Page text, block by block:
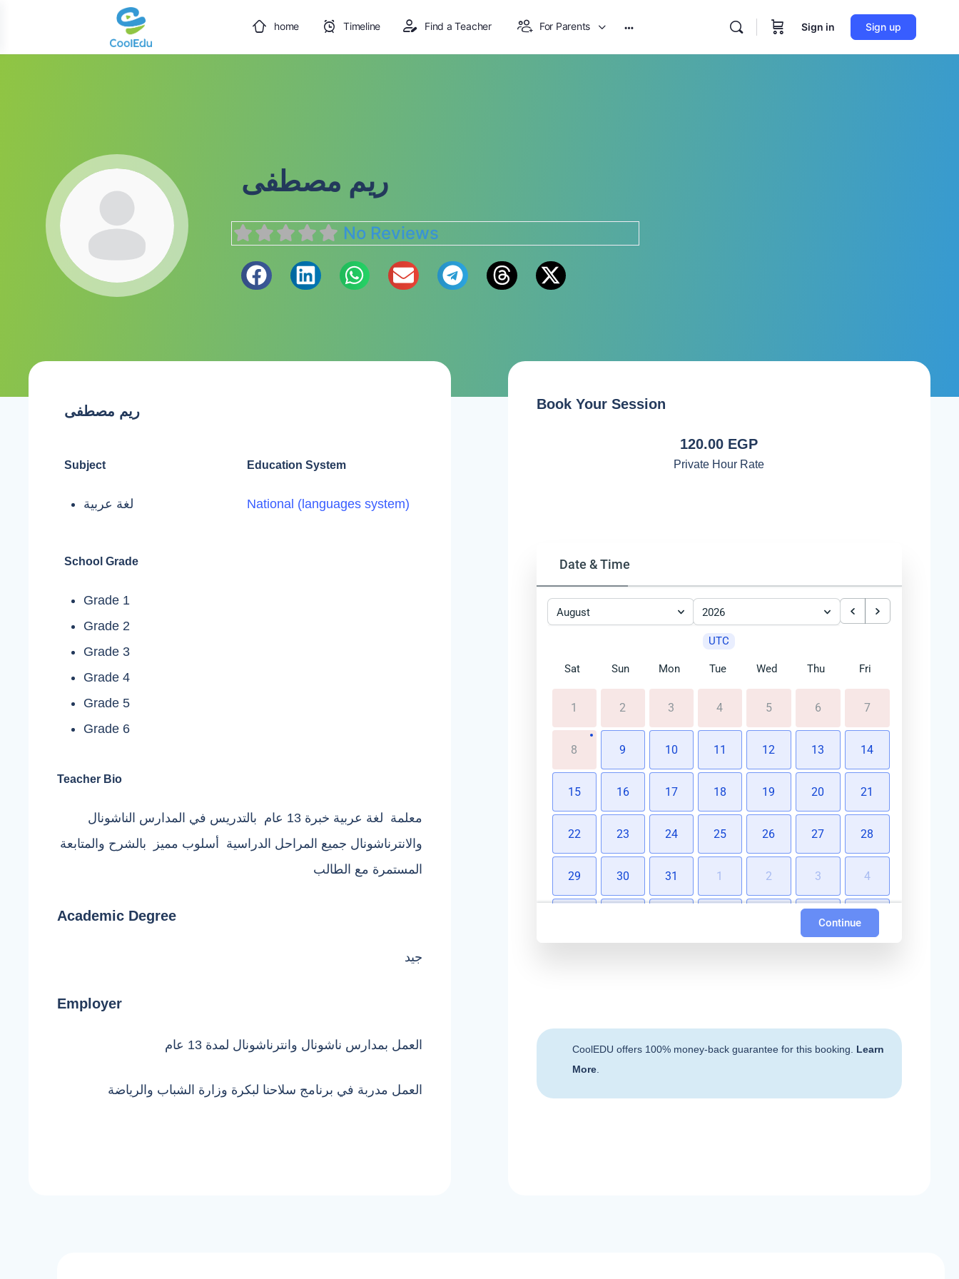
home Timeline Find a Teacher For Parents Sign in Sign up
ريم مصطفى
No Reviews
ريم مصطفى
Subject
لغة عربية
Education System
National (languages system)
School Grade
Grade 1
Grade 2
Grade 3
Grade 4
Grade 5
Grade 6
Teacher Bio
معلمة لغة عربية خبرة 13 عام بالتدريس في المدارس الناشونال
والانترناشونال جميع المراحل الدراسية أسلوب مميز بالشرح والمتابعة
المستمرة مع الطالب
Academic Degree
جيد
Employer
العمل بمدارس ناشونال وانترناشونال لمدة 13 عام
العمل مدربة في برنامج سلاحنا لبكرة وزارة الشباب والرياضة
Book Your Session
120.00 EGP
Private Hour Rate
Date & Time
August 2026
UTC
Sat Sun Mon Tue Wed Thu Fri
1 2 3 4 5 6 7
8 9 10 11 12 13 14
15 16 17 18 19 20 21
22 23 24 25 26 27 28
29 30 31 1 2 3 4
10
Continue
CoolEDU offers 100% money-back guarantee for this booking. Learn
More.